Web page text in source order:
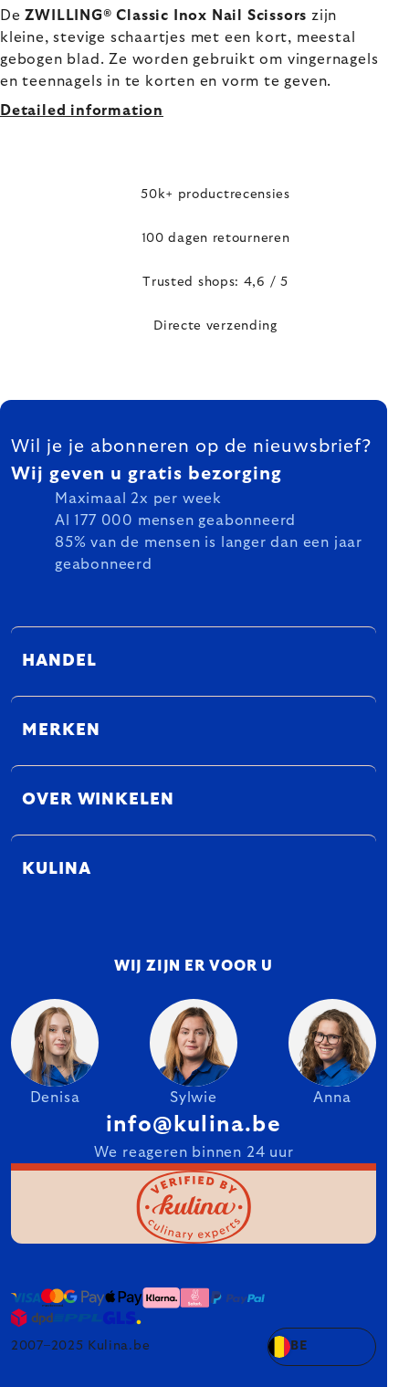
DeZWILLING® Classic Inox Nail Scissors zijn
kleine, stevige schaartjes met een kort, meestal
gebogen blad. Ze worden gebruikt om vingernagels
en teennagels in te korten en vorm te geven.
Detailed information
50k+ productrecensies
100 dagen retourneren
Trusted shops: 4,6 / 5
Directe verzending
FOOTER
Wil je je abonneren op de nieuwsbrief?
Wij geven u gratis bezorging
Maximaal 2x per week
Al 177 000 mensen geabonneerd
85% van de mensen is langer dan een jaar
geabonneerd
HANDEL
MERKEN
OVER WINKELEN
KULINA
WIJ ZIJN ER VOOR U
Denisa Sylwie Anna
info@kulina.be
We reageren binnen 24 uur
2007–2025 Kulina.be BE